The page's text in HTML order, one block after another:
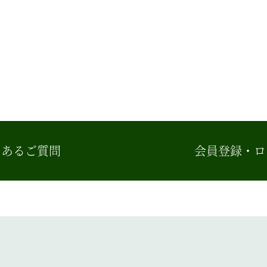
るご質問 会員登録・